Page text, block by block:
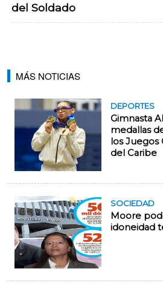
del Soldado
MÁS NOTICIAS
DEPORTES
Gimnasta
medallas
los Juegos
del Caribe
SOCIEDAD
Moore
idoneidad